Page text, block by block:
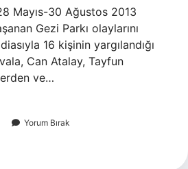
Mayıs-30 Ağustos 2013
Gezi Parkı olaylarını
16 kişinin yargılandığı
Can Atalay, Tayfun
ve…
Yorum Bırak